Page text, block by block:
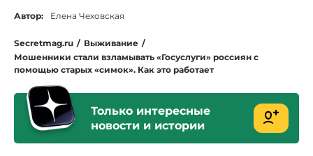
Автор: Елена Чеховская
Secretmag.ru / Выживание /
Мошенники стали взламывать «Госуслуги» россиян с
помощью старых «симок». Как это работает
Только интересные
новости и истории